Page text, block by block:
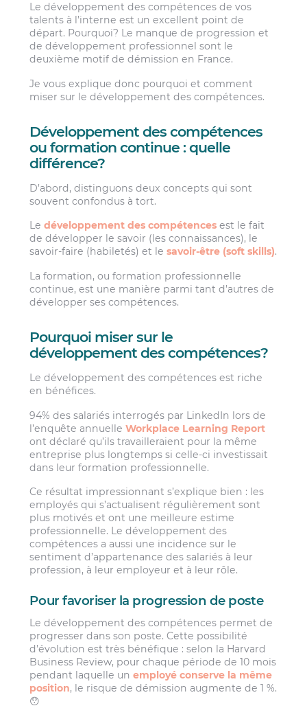
Le développement des compétences de vos
talents à l’interne est un excellent point de
départ. Pourquoi? Le manque de progression et
de développement professionnel sont le
deuxième motif de démission en France.
Je vous explique donc pourquoi et comment
miser sur le développement des compétences.
Développement des compétences
ou formation continue : quelle
différence?
D’abord, distinguons deux concepts qui sont
souvent confondus à tort.
Ledéveloppement des compétences est le fait
de développer le savoir (les connaissances), le
savoir-faire (habiletés) et lesavoir-être (soft skills).
La formation, ou formation professionnelle
continue, est une manière parmi tant d’autres de
développer ses compétences.
Pourquoi miser sur le
développement des compétences?
Le développement des compétences est riche
en bénéfices.
94% des salariés interrogés par LinkedIn lors de
l’enquête annuelleWorkplace Learning Report
ont déclaré qu’ils travailleraient pour la même
entreprise plus longtemps si celle-ci investissait
dans leur formation professionnelle.
Ce résultat impressionnant s’explique bien : les
employés qui s’actualisent régulièrement sont
plus motivés et ont une meilleure estime
professionnelle. Le développement des
compétences a aussi une incidence sur le
sentiment d’appartenance des salariés à leur
profession, à leur employeur et à leur rôle.
Pour favoriser la progression de poste
Le développement des compétences permet de
progresser dans son poste. Cette possibilité
d’évolution est très bénéfique : selon la Harvard
Business Review, pour chaque période de 10 mois
pendant laquelle unemployé conserve la même
position, le risque de démission augmente de 1 %.
😯